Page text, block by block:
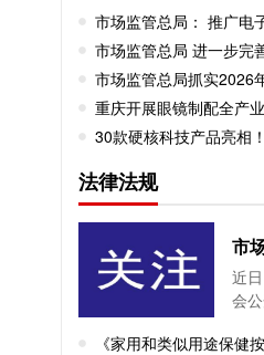
市场监管总局： 推广电
市场监管总局 进一步完
市场监管总局抓实2026
重庆开展眼镜制配全产
30款硬核科技产品亮相
法律法规
市
近
会
《家用和类似用途保健